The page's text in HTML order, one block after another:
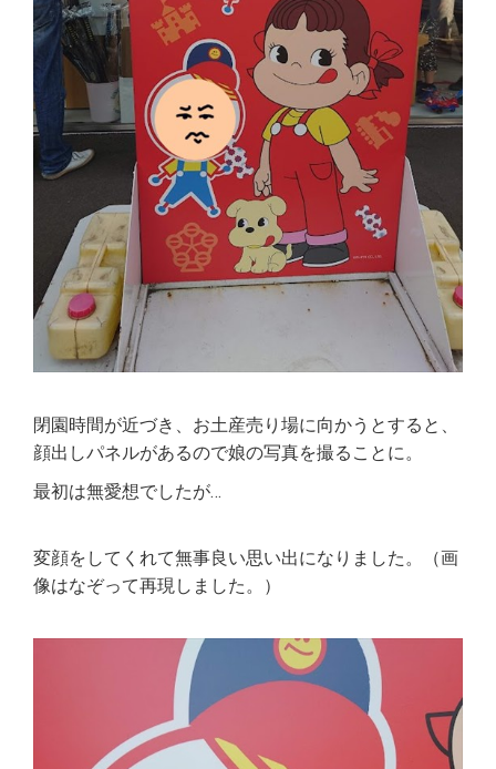
閉園時間が近づき、お土産売り場に向かうとすると、
顔出しパネルがあるので娘の写真を撮ることに。
最初は無愛想でしたが…
変顔をしてくれて無事良い思い出になりました。（画
像はなぞって再現しました。）